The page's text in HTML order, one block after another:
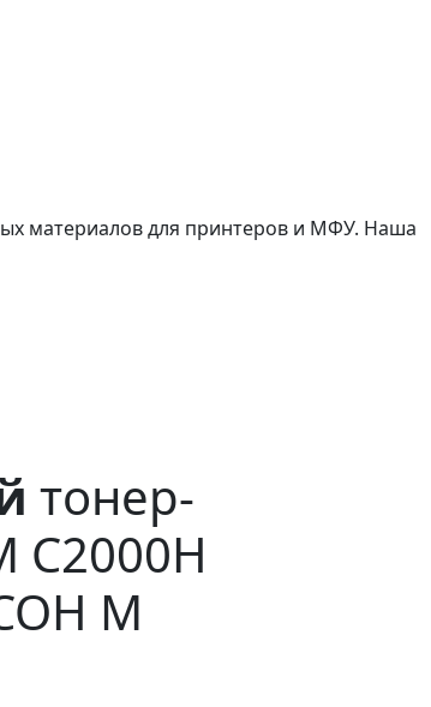
материалов для принтеров и МФУ. Наша
тонер-
C2000H
M